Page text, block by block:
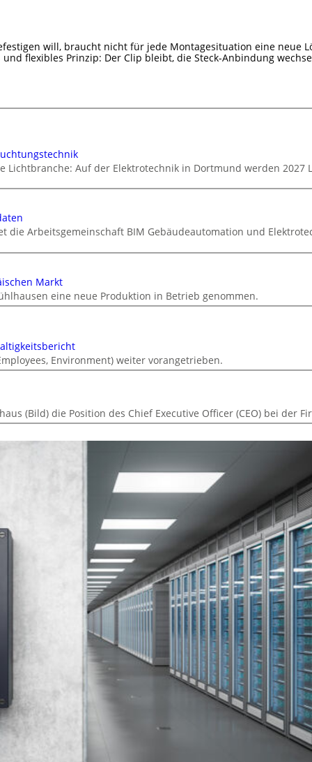
will, braucht nicht für jede Montagesituation eine neue
flexibles Prinzip: Der Clip bleibt, die Steck-Anbindung
Lichtbranche: Auf der Elektrotechnik in Dortmund werden
die Arbeitsgemeinschaft BIM Gebäudeautomation und
Markt
eine neue Produktion in Betrieb genommen.
Environment) weiter vorangetrieben.
(Bild) die Position des Chief Executive Officer (CEO) bei der